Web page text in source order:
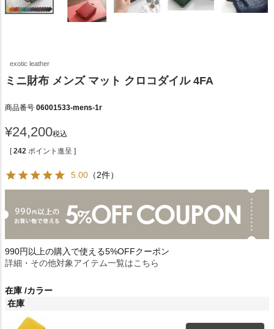
exotic leather
ミニ財布 メンズ マット クロコダイル 4FA
商品番号 06001533-mens-1r
¥24,200税込
[ 242 ポイント進呈 ]
5.00 （2件）
990円以上の購入で使える5%OFFクーポン
詳細・その他対象アイテム一覧はこちら
在庫 カラー
在庫